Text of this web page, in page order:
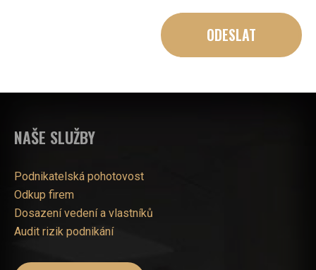
NAŠE SLUŽBY
Podnikatelská pohotovost
Odkup firem
Dosazení vedení a vlastníků
Audit rizik podnikání